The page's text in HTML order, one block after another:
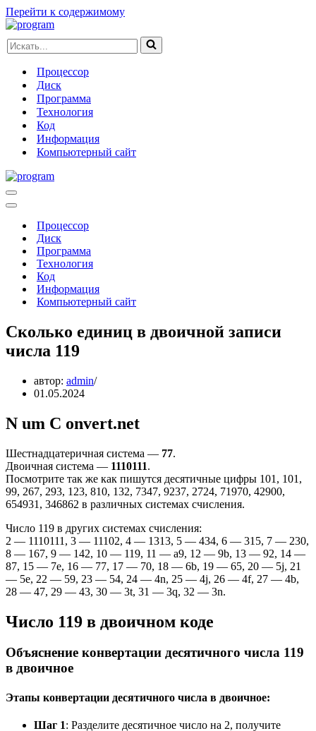
Перейти к содержимому
Искать...
Процессор
Диск
Программа
Технология
Код
Информация
Компьютерный сайт
Меню
навигации
Меню
навигацииПроцессор
Диск
Программа
Технология
Код
Информация
Компьютерный сайт
Сколько единиц в двоичной записи
числа 119
автор: admin
01.05.2024
N um C onvert.net
Шестнадцатеричная система — 77.
Двоичная система — 1110111.
Посмотрите так же как пишутся десятичные цифры 101, 101,
99, 267, 293, 123, 810, 132, 7347, 9237, 2724, 71970, 42900,
654931, 346862 в различных системах счисления.
Число 119 в других системах счисления:
2 — 1110111, 3 — 11102, 4 — 1313, 5 — 434, 6 — 315, 7 — 230,
8 — 167, 9 — 142, 10 — 119, 11 — a9, 12 — 9b, 13 — 92, 14 —
87, 15 — 7e, 16 — 77, 17 — 70, 18 — 6b, 19 — 65, 20 — 5j, 21
— 5e, 22 — 59, 23 — 54, 24 — 4n, 25 — 4j, 26 — 4f, 27 — 4b,
28 — 47, 29 — 43, 30 — 3t, 31 — 3q, 32 — 3n.
Число 119 в двоичном коде
Объяснение конвертации десятичного числа 119
в двоичное
Этапы конвертации десятичного числа в двоичное:
Шаг 1: Разделите десятичное число на 2, получите